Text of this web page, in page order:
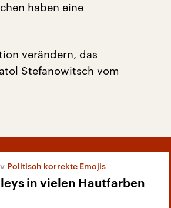
haben eine
verändern, das
Stefanowitsch vom
Politisch korrekte Emojis
in vielen Hautfarben